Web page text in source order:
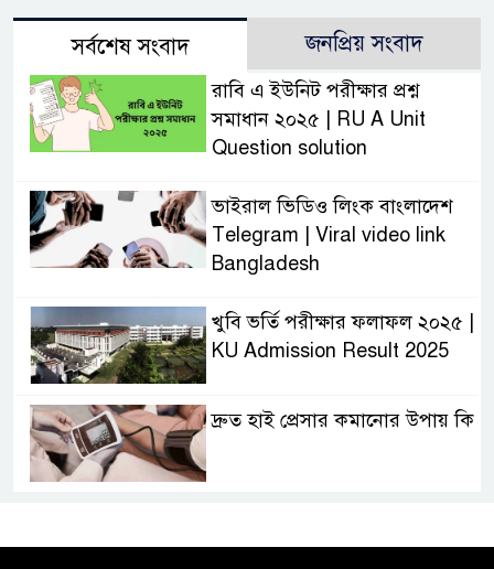
সর্বশেষ সংবাদ জনপ্রিয় সংবাদ
রাবি এ ইউনিট পরীক্ষার প্রশ্ন
সমাধান ২০২৫ | RU A Unit
Question solution
ভাইরাল ভিডিও লিংক বাংলাদেশ
Telegram | Viral video link
Bangladesh
খুবি ভর্তি পরীক্ষার ফলাফল ২০২৫ |
KU Admission Result 2025
দ্রুত হাই প্রেসার কমানোর উপায় কি
| Today Dakhil Exam